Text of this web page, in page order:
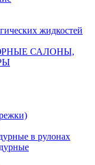
жидкостей
САЛОНЫ,
в рулонах